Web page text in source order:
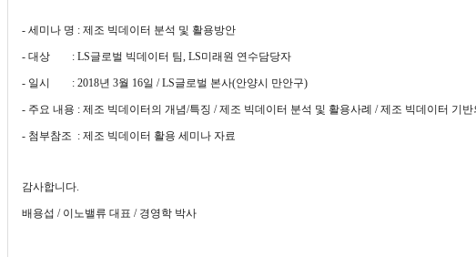
- 세미나 명 : 제조 빅데이터 분석 및 활용방안
- 대상 : LS글로벌 빅데이터 팀, LS미래원 연수담당자
- 일시 : 2018년 3월 16일 / LS글로벌 본사(안양시 만안구)
- 주요 내용 : 제조 빅데이터의 개념/특징 / 제조 빅데이터 분석 및 활용사례 / 제조 빅데이터 기
- 첨부참조 : 제조 빅데이터 활용 세미나 자료
감사합니다.
배용섭 / 이노밸류 대표 / 경영학 박사